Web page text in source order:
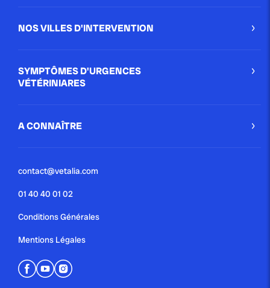
NOS VILLES D'INTERVENTION
SYMPTÔMES D'URGENCES
VÉTÉRINIARES
A CONNAÎTRE
contact@vetalia.com
01 40 40 01 02
Conditions Générales
Mentions Légales